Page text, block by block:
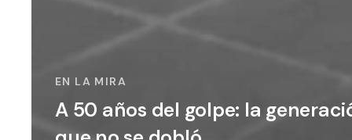
EN LA MIRA
A 50 años del golpe: la